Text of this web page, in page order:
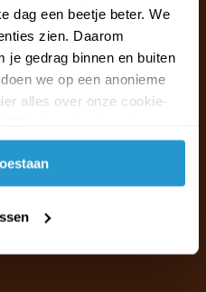
dag een beetje beter. We
zien. Daarom
je gedrag binnen en buiten
we op een anonieme
alles over onze cookie-
u klaar.
- 16:00 telefonisch